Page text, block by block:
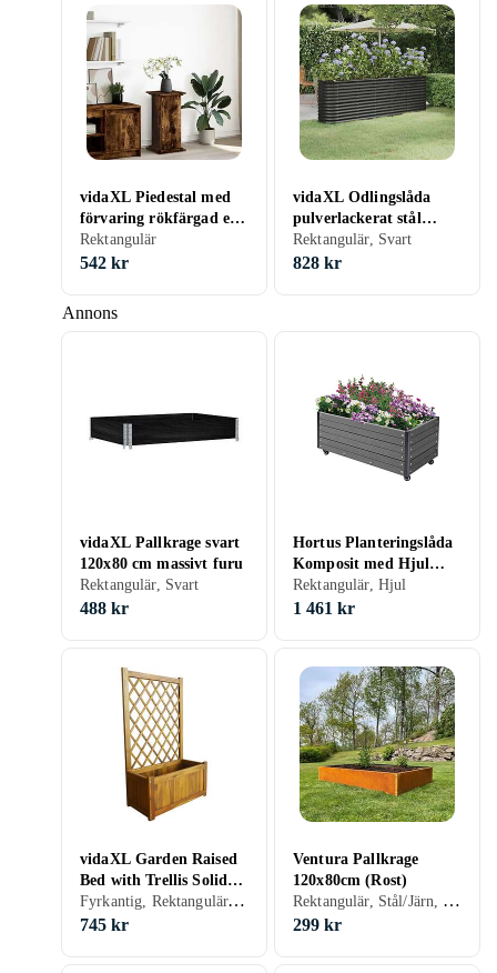
Annons
vidaXL Piedestal med
förvaring rökfärgad ek
31x30x60cm
konstruerat trä
Rektangulär
542 kr
vidaXL Odlingslåda
pulverlackerat stål
224x40x68 cm antracit
318901
Rektangulär, Svart
828 kr
vidaXL Pallkrage svart
120x80 cm massivt furu
Rektangulär, Svart
488 kr
Hortus Planteringslåda
Komposit med Hjul
210-938
Rektangulär, Hjul
1 461 kr
vidaXL Garden Raised
Bed with Trellis Solid
Acacia Wood
Fyrkantig, Rektangulär, Grön, Ben, Spalje
745 kr
Ventura Pallkrage
120x80cm (Rost)
Rektangulär, Stål/Järn, Röd, Rost, Obehandlad
299 kr